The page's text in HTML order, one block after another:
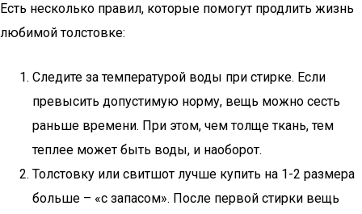
Есть несколько правил, которые помогут продлить жизнь
любимой толстовке:
Следите за температурой воды при стирке. Если
превысить допустимую норму, вещь можно сесть
раньше времени. При этом, чем толще ткань, тем
теплее может быть воды, и наоборот.
Толстовку или свитшот лучше купить на 1-2 размера
больше – «с запасом». После первой стирки вещь